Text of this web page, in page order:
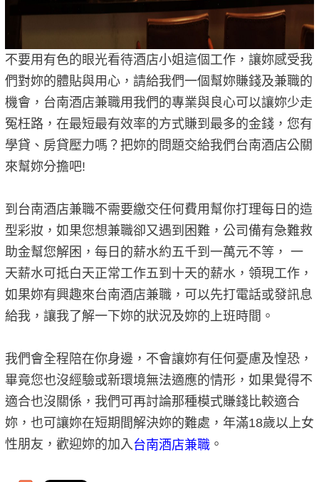
不要用有色的眼光看待酒店小姐這個工作，讓妳感受我
們對妳的體貼與用心，請給我們一個幫妳賺錢及兼職的
機會，台南酒店兼職用我們的專業與良心可以讓妳少走
冤枉路，在最短最有效率的方式賺到最多的金錢，您有
學貸、房貸壓力嗎？把妳的問題交給我們台南酒店公關
來幫妳分擔吧!
到台南酒店兼職不需要繳交任何費用幫你打理每日的造
型彩妝，如果您想兼職卻又遇到困難，公司備有急難救
助金幫您解困，每日的薪水約五千到一萬元不等， 一
天薪水可抵白天正常工作五到十天的薪水，領現工作，
如果妳有興趣來台南酒店兼職，可以先打電話或發訊息
給我，讓我了解一下妳的狀況及妳的上班時間。
我們會全程陪在你身邊，不會讓妳有任何憂慮及惶恐，
畢竟您也沒經驗或新環境無法適應的情形，如果覺得不
適合也沒關係，我們可再討論那種模式賺錢比較適合
妳，也可讓妳在短期間解決妳的難處，年滿18歲以上女
性朋友，歡迎妳的加入台南酒店兼職。